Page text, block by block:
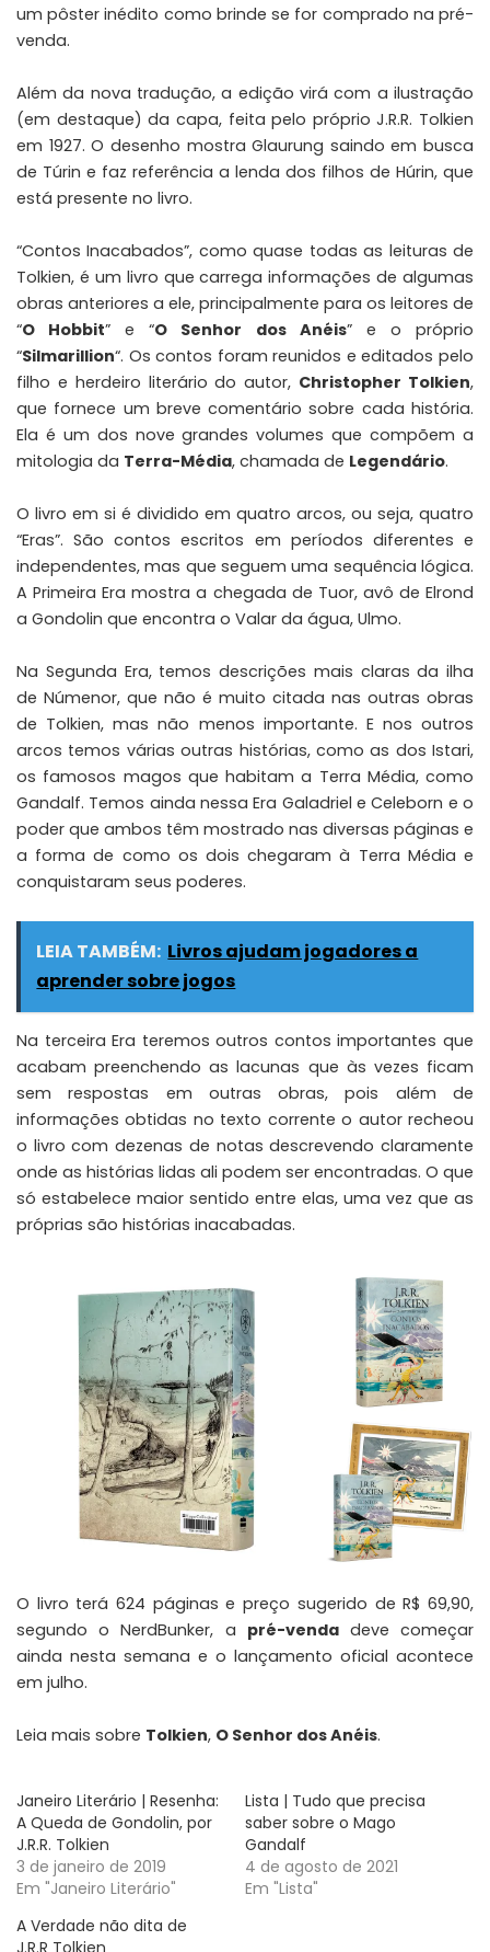
um pôster inédito como brinde se for comprado na pré-
venda.
Além da nova tradução, a edição virá com a ilustração
(em destaque) da capa, feita pelo próprio J.R.R. Tolkien
em 1927. O desenho mostra Glaurung saindo em busca
de Túrin e faz referência a lenda dos filhos de Húrin, que
está presente no livro.
“Contos Inacabados”, como quase todas as leituras de
Tolkien, é um livro que carrega informações de algumas
obras anteriores a ele, principalmente para os leitores de
“O Hobbit” e “O Senhor dos Anéis” e o próprio
“Silmarillion“. Os contos foram reunidos e editados pelo
filho e herdeiro literário do autor, Christopher Tolkien,
que fornece um breve comentário sobre cada história.
Ela é um dos nove grandes volumes que compõem a
mitologia da Terra-Média, chamada de Legendário.
O livro em si é dividido em quatro arcos, ou seja, quatro
“Eras”. São contos escritos em períodos diferentes e
independentes, mas que seguem uma sequência lógica.
A Primeira Era mostra a chegada de Tuor, avô de Elrond
a Gondolin que encontra o Valar da água, Ulmo.
Na Segunda Era, temos descrições mais claras da ilha
de Númenor, que não é muito citada nas outras obras
de Tolkien, mas não menos importante. E nos outros
arcos temos várias outras histórias, como as dos Istari,
os famosos magos que habitam a Terra Média, como
Gandalf. Temos ainda nessa Era Galadriel e Celeborn e o
poder que ambos têm mostrado nas diversas páginas e
a forma de como os dois chegaram à Terra Média e
conquistaram seus poderes.
LEIA TAMBÉM: Livros ajudam jogadores a
aprender sobre jogos
Na terceira Era teremos outros contos importantes que
acabam preenchendo as lacunas que às vezes ficam
sem respostas em outras obras, pois além de
informações obtidas no texto corrente o autor recheou
o livro com dezenas de notas descrevendo claramente
onde as histórias lidas ali podem ser encontradas. O que
só estabelece maior sentido entre elas, uma vez que as
próprias são histórias inacabadas.
O livro terá 624 páginas e preço sugerido de R$ 69,90,
segundo o NerdBunker, a pré-vendadeve começar
ainda nesta semana e o lançamento oficial acontece
em julho.
Leia mais sobre Tolkien, O Senhor dos Anéis.
Janeiro Literário | Resenha:
A Queda de Gondolin, por
J.R.R. Tolkien
3 de janeiro de 2019
Em "Janeiro Literário"
Lista | Tudo que precisa
saber sobre o Mago
Gandalf
4 de agosto de 2021
Em "Lista"
A Verdade não dita de